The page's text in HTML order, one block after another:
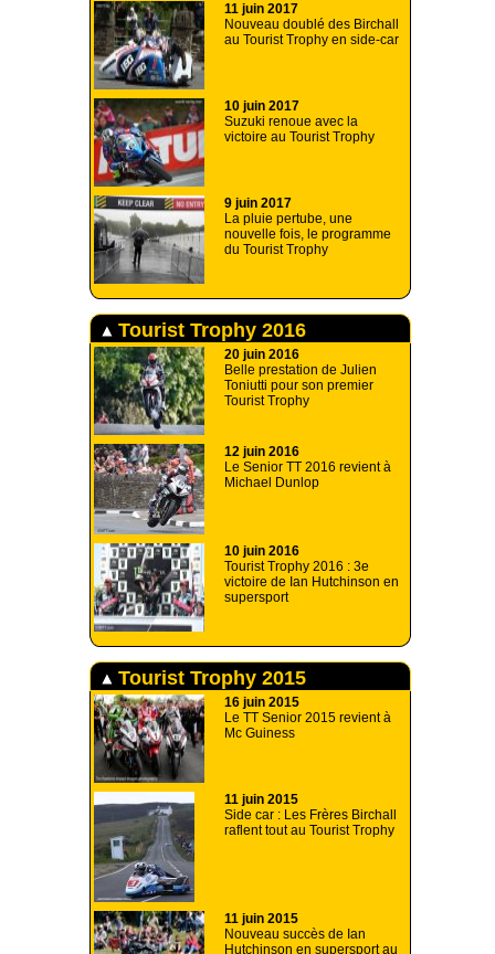
11 juin 2017
Nouveau doublé des Birchall
au Tourist Trophy en side-car
10 juin 2017
Suzuki renoue avec la
victoire au Tourist Trophy
9 juin 2017
La pluie pertube, une
nouvelle fois, le programme
du Tourist Trophy
Tourist Trophy 2016
20 juin 2016
Belle prestation de Julien
Toniutti pour son premier
Tourist Trophy
12 juin 2016
Le Senior TT 2016 revient à
Michael Dunlop
10 juin 2016
Tourist Trophy 2016 : 3e
victoire de Ian Hutchinson en
supersport
Tourist Trophy 2015
16 juin 2015
Le TT Senior 2015 revient à
Mc Guiness
11 juin 2015
Side car : Les Frères Birchall
raflent tout au Tourist Trophy
11 juin 2015
Nouveau succès de Ian
Hutchinson en supersport au